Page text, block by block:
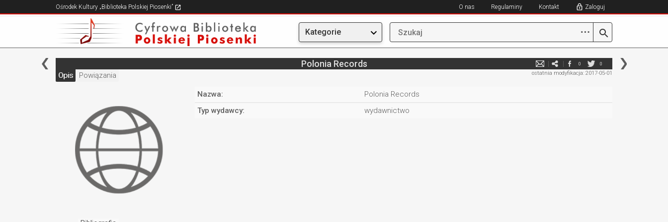
Ośrodek Kultury „Biblioteka Polskiej Piosenki” O nas Regulaminy Kontakt Zaloguj
Kategorie ⋯
Polonia Records 0 0
ostatnia modyfikacja: 2017-05-01
Opis Powiązania
Nazwa:
Polonia Records
Typ wydawcy:
wydawnictwo